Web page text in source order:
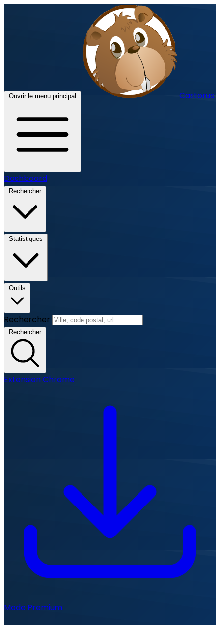
Ouvrir le menu principal Castorus
Dashboard
Rechercher
Statistiques
Outils
Rechercher
Rechercher
Extension Chrome
Mode Premium